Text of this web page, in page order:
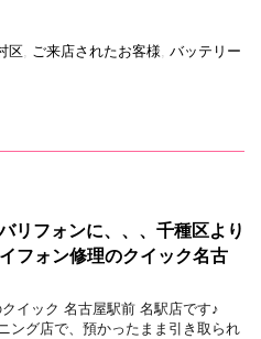
区, ご来店されたお客様, バッテリー
リフォンに、、、千種区より
フォン修理のクイック名古
クイック 名古屋駅前 名駅店です♪
ング店で、預かったまま引き取られ